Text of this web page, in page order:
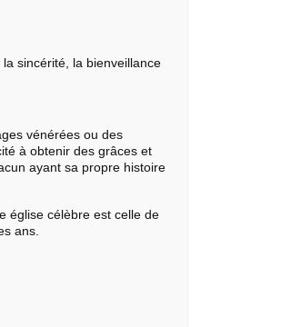
sincérité, la bienveillance
vénérées ou des
à obtenir des grâces et
ayant sa propre histoire
église célèbre est celle de
ans.